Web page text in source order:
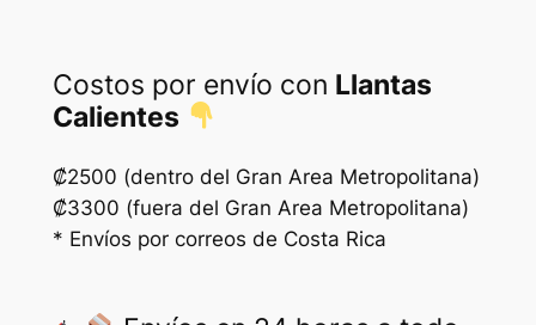
0
Costos por envío con Llantas
Calientes
₡2500 (dentro del Gran Area Metropolitana)
₡3300 (fuera del Gran Area Metropolitana)
* Envíos por correos de Costa Rica